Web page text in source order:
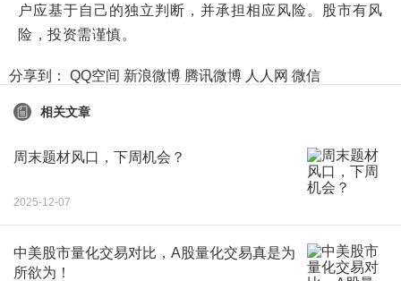
户应基于自己的独立判断，并承担相应风险。股市有风
险，投资需谨慎。
分享到： QQ空间 新浪微博 腾讯微博 人人网 微信
相关文章
周末题材风口，下周机会？
2025-12-07
中美股市量化交易对比，A股量化交易真是为
所欲为！